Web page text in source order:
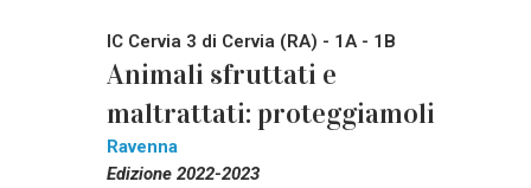
IC Cervia 3 di Cervia (RA) - 1A - 1B
Animali sfruttati e
maltrattati: proteggiamoli
Ravenna
Edizione 2022-2023